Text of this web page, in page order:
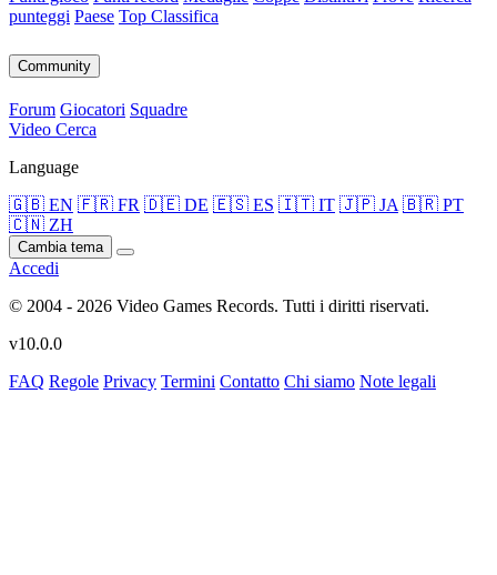
punteggi Paese Top Classifica
Community
Forum Giocatori Squadre
Video Cerca
Language
🇬🇧 EN 🇫🇷 FR 🇩🇪 DE 🇪🇸 ES 🇮🇹 IT 🇯🇵 JA 🇧🇷 PT
🇨🇳 ZH
Cambia tema
Accedi
© 2004 - 2026 Video Games Records. Tutti i diritti riservati.
v10.0.0
FAQ Regole Privacy Termini Contatto Chi siamo Note legali